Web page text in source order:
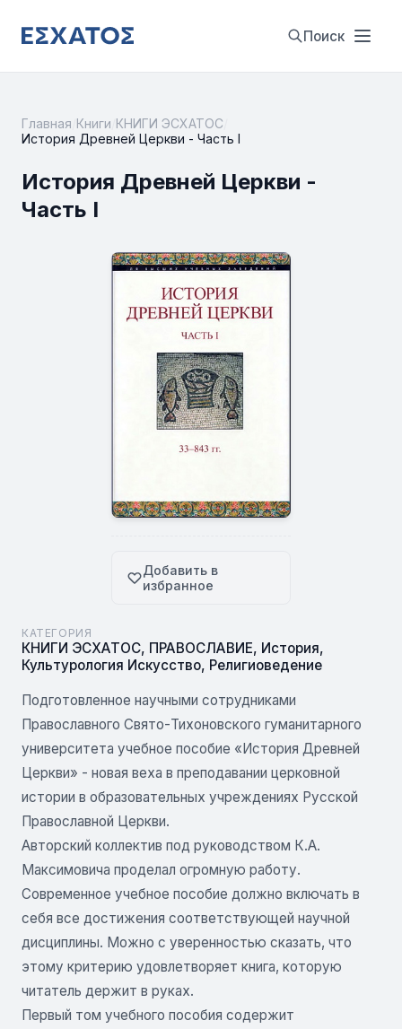
Поиск
Главная Книги КНИГИ ЭСХАТОС
История Древней Церкви - Часть I
История Древней Церкви -
Часть I
Добавить в
избранное
КАТЕГОРИЯ
КНИГИ ЭСХАТОС, ПРАВОСЛАВИЕ, История,
Культурология Искусство, Религиоведение
Подготовленное научными сотрудниками
Православного Свято-Тихоновского гуманитарного
университета учебное пособие «История Древней
Церкви» - новая веха в преподавании церковной
истории в образовательных учреждениях Русской
Православной Церкви.
Авторский коллектив под руководством К.А.
Максимовича проделал огромную работу.
Современное учебное пособие должно включать в
себя все достижения соответствующей научной
дисциплины. Можно с уверенностью сказать, что
этому критерию удовлетворяет книга, которую
читатель держит в руках.
Первый том учебного пособия содержит